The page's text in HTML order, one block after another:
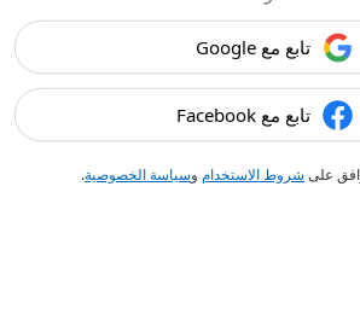
تابع مع Google
تابع مع Facebook
على شروط الاستخدام وسياسة الخصوصية.